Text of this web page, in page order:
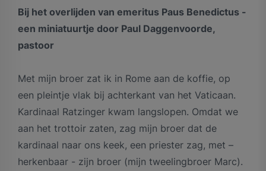
Bij het overlijden van emeritus Paus Benedictus -
een miniatuurtje door Paul Daggenvoorde,
pastoor
Met mijn broer zat ik in Rome aan de koffie, op
een pleintje vlak bij achterkant van het Vaticaan.
Kardinaal Ratzinger kwam langslopen. Omdat we
aan het trottoir zaten, zag mijn broer dat de
kardinaal naar ons keek, een priester zag, met –
herkenbaar - zijn broer (mijn tweelingbroer Marc).